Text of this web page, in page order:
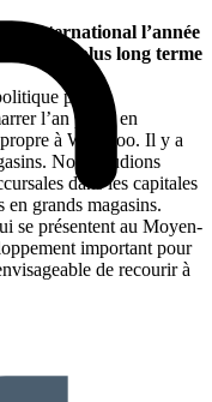
international l’année
à plus long terme
plutôt
l’an passé en
à Waterloo. Il y a
Nous étudions
dans les capitales
en grands magasins.
se présentent au Moyen-
important pour
de recourir à